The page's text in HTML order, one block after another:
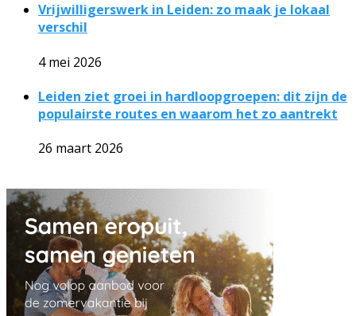
Vrijwilligerswerk in Leiden: zo maak je lokaal
verschil
4 mei 2026
Leiden ziet groei in hardloopgroepen: dit zijn de
populairste routes en waarom het zo aantrekt
26 maart 2026